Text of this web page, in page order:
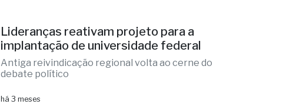
Lideranças reativam projeto para a
implantação de universidade federal
Antiga reivindicação regional volta ao cerne do
debate político
há 3 meses